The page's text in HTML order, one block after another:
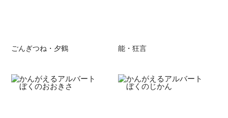
ごんぎつね・夕鶴 能・狂言